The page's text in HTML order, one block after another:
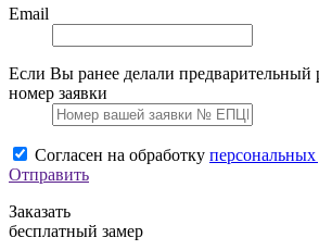
Email
Если Вы ранее делали предварительный
номер заявки
Согласен на обработку
Отправить
Заказать
бесплатный замер